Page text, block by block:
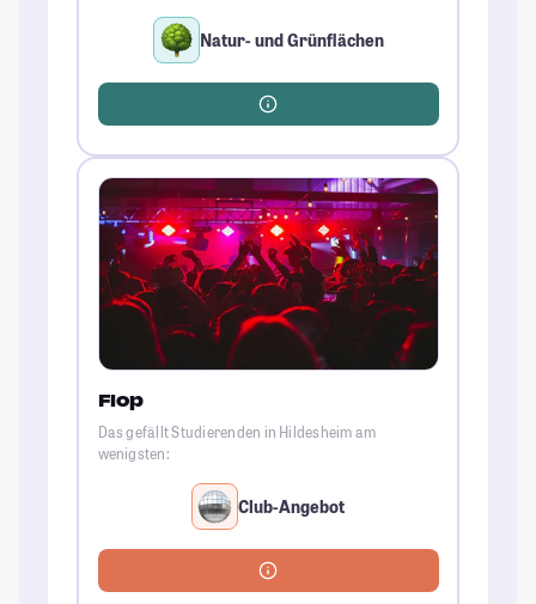
Natur- und Grünflächen
Flop
Das gefällt Studierenden in Hildesheim am
wenigsten:
Club-Angebot